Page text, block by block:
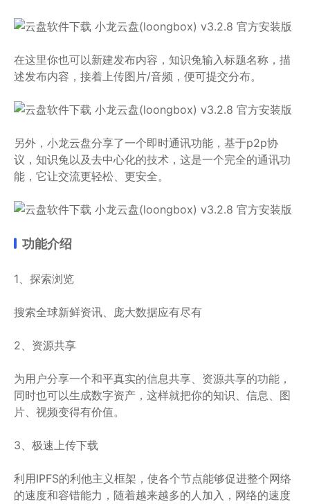
在这里你也可以新建发布内容，知识兔输入标题名称，描
述发布内容，接着上传图片/音频，便可提交分布。
另外，小龙云盘分享了一个即时通讯功能，基于p2p协
议，知识兔以及去中心化的技术，这是一个完全的通讯功
能，它让交流更轻松、更安全。
功能介绍
1、探索浏览
搜索全球新鲜资讯、庞大数据应有尽有
2、资源共享
为用户分享一个和平真实的信息共享、资源共享的功能，
同时也可以生成数字资产，这样就把你的知识、信息、图
片、视频变得有价值。
3、极速上传下载
利用IPFS的利他主义框架，使各个节点能够促进整个网络
的速度和容错能力，随着越来越多的人加入，网络的速度